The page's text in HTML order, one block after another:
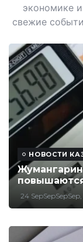
экономике
свежие
НОВОСТИ
24